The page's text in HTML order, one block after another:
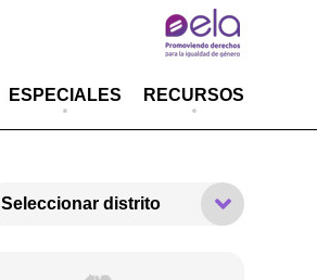
ESPECIALES RECURSOS
Seleccionar distrito